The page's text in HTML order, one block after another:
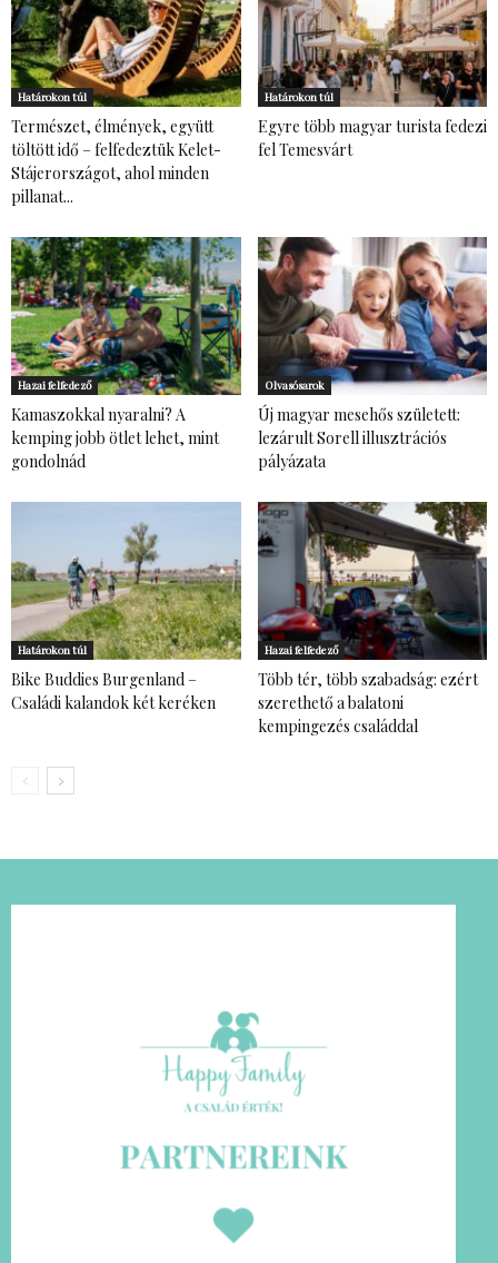
Határokon túl
Természet, élmények, együtt
töltött idő – felfedeztük Kelet-
Stájerországot, ahol minden
pillanat...
Határokon túl
Egyre több magyar turista fedezi
fel Temesvárt
Hazai felfedező
Kamaszokkal nyaralni? A
kemping jobb ötlet lehet, mint
gondolnád
Olvasósarok
Új magyar mesehős született:
lezárult Sorell illusztrációs
pályázata
Határokon túl
Bike Buddies Burgenland –
Családi kalandok két keréken
Hazai felfedező
Több tér, több szabadság: ezért
szerethető a balatoni
kempingezés családdal